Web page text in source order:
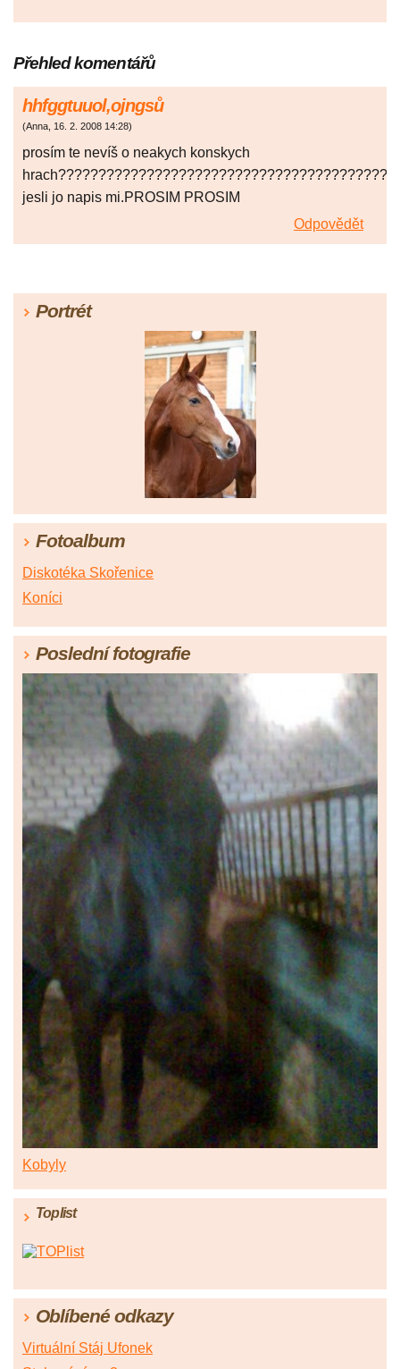
Přehled komentářů
hhfggtuuol,ojngsů
(Anna, 16. 2. 2008 14:28)
prosím te nevíš o neakych konskych
jesli jo napis mi.PROSIM PROSIM
Odpovědět
Portrét
Fotoalbum
Diskotéka Skořenice
Koníci
Poslední fotografie
Kobyly
Toplist
Oblíbené odkazy
Virtuální Stáj Ufonek